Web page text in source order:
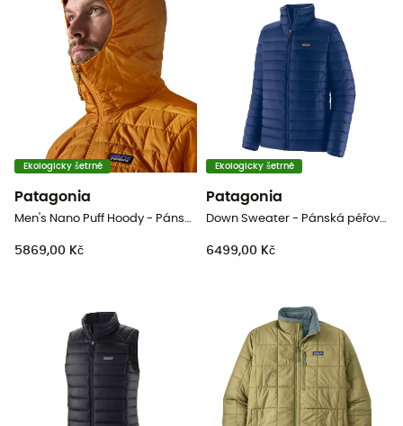
Ekologicky šetrné
Patagonia
Men's Nano Puff Hoody - Pánská péřova
5869,00 Kč
Ekologicky šetrné
Patagonia
Down Sweater - Pánská péřová bunda
6499,00 Kč